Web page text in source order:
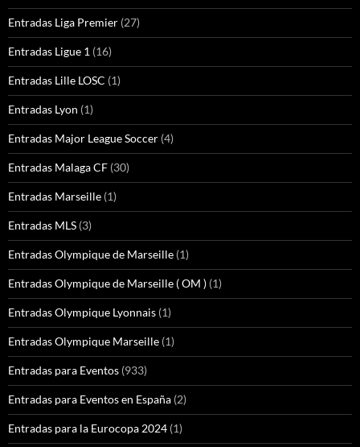
Entradas Liga Premier (27)
Entradas Ligue 1 (16)
Entradas Lille LOSC (1)
Entradas Lyon (1)
Entradas Major League Soccer (4)
Entradas Malaga CF (30)
Entradas Marseille (1)
Entradas MLS (3)
Entradas Olympique de Marseille (1)
Entradas Olympique de Marseille ( OM ) (1)
Entradas Olympique Lyonnais (1)
Entradas Olympique Marseille (1)
Entradas para Eventos (933)
Entradas para Eventos en España (2)
Entradas para la Eurocopa 2024 (1)